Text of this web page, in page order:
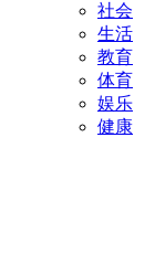
社会
生活
教育
体育
娱乐
健康